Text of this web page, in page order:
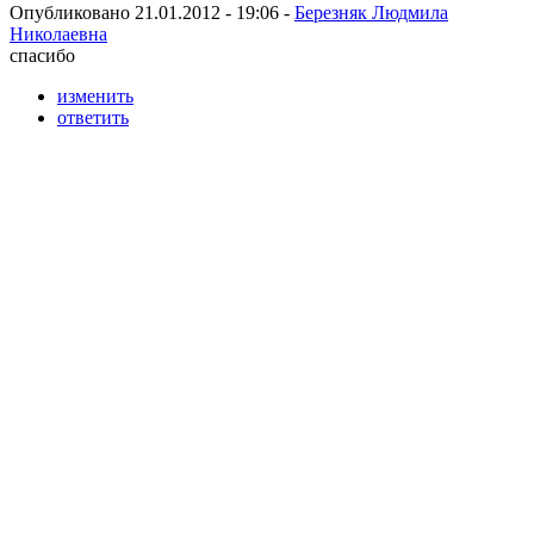
Опубликовано 21.01.2012 - 19:06 - Березняк Людмила
Николаевна
спасибо
изменить
ответить